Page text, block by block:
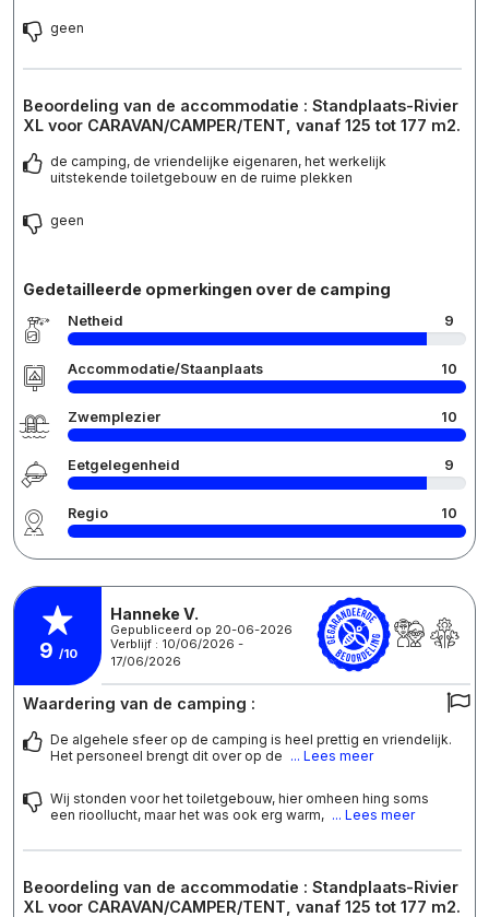
geen
Beoordeling van de accommodatie : Standplaats-Rivier
XL voor CARAVAN/CAMPER/TENT, vanaf 125 tot 177 m2.
de camping, de vriendelijke eigenaren, het werkelijk
uitstekende toiletgebouw en de ruime plekken
geen
Gedetailleerde opmerkingen over de camping
Netheid 9
Accommodatie/Staanplaats 10
Zwemplezier 10
Eetgelegenheid 9
Regio 10
9 /10
Hanneke V.
Gepubliceerd op 20-06-2026
Verblijf : 10/06/2026 -
17/06/2026
Waardering van de camping :
De algehele sfeer op de camping is heel prettig en vriendelijk.
Het personeel brengt dit over op de ... Lees meer
Wij stonden voor het toiletgebouw, hier omheen hing soms
een rioollucht, maar het was ook erg warm, ... Lees meer
Beoordeling van de accommodatie : Standplaats-Rivier
XL voor CARAVAN/CAMPER/TENT, vanaf 125 tot 177 m2.